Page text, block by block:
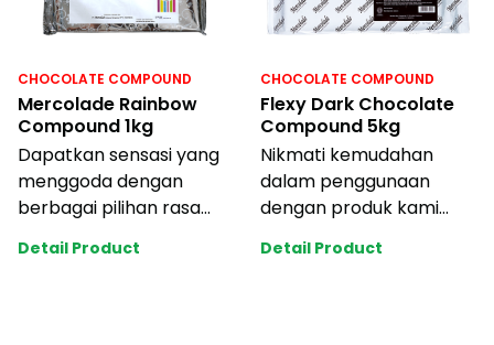
CHOCOLATE COMPOUND
Mercolade Rainbow
Compound 1kg
Dapatkan sensasi yang
menggoda dengan
berbagai pilihan rasa
disetiap varian Mercol
Detail Product
CHOCOLATE COMPOUND
Flexy Dark Chocolate
Compound 5kg
Nikmati kemudahan
dalam penggunaan
dengan produk kami
dicairkan,
Detail Product